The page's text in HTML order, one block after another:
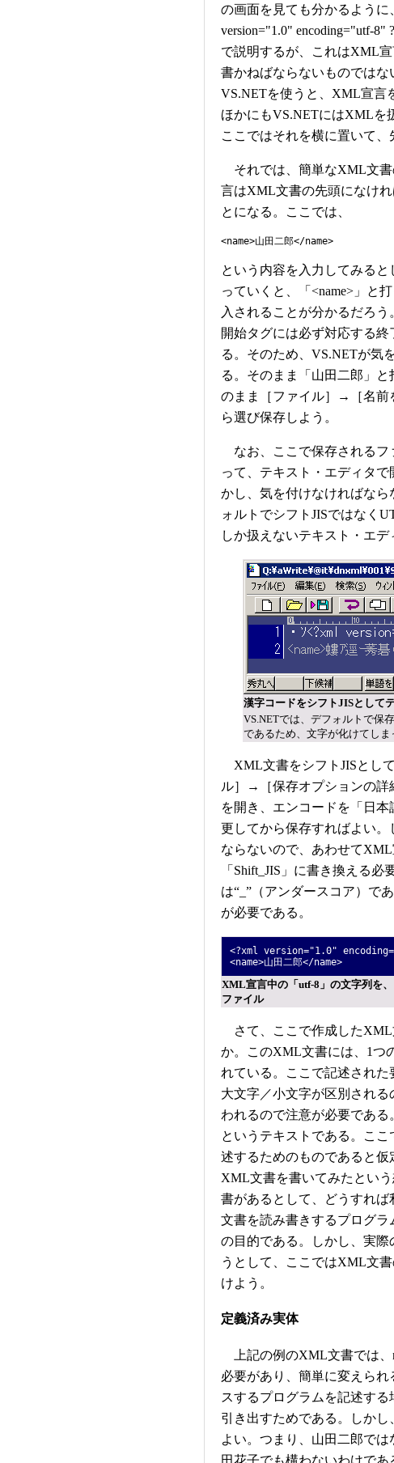
の画面を見ても分かるように
version="1.0" encoding="utf-
で説明するが、これはXML
書かねばならないものではな
VS.NETを使うと、XML宣言
ほかにもVS.NETにはXMLを
ここではそれを横に置いて、
それでは、簡単なXML文
言はXML文書の先頭になけ
とになる。ここでは、
<name>山田二郎</name>
という内容を入力してみる
っていくと、「<name>」と
入されることが分かるだろう
開始タグには必ず対応する終
る。そのため、VS.NETが気
る。そのまま「山田二郎」
のまま［ファイル］→［名前
ら選び保存しよう。
なお、ここで保存されるフ
って、テキスト・エディタ
かし、気を付けなければな
ォルトでシフトJISではなく
しか扱えないテキスト・エデ
漢字コードをシフトJISとして
VS.NETでは、デフォルトで保
であるため、文字が化けてしま
XML文書をシフトJISとし
ル］→［保存オプションの詳
を開き、エンコードを「日
更してから保存すればよい
ならないので、あわせてXML
「Shift_JIS」に書き換える必
は“_”（アンダースコア）で
が必要である。
<?xml version="1.0"
<name>山田二郎</name>
XML宣言中の「utf-8」の文字列を
ファイル
さて、ここで作成したXML
か。このXML文書には、1つ
れている。ここで記述された
大文字／小文字が区別される
われるので注意が必要であ
というテキストである。こ
述するためのものであると
XML文書を書いてみたとい
書があるとして、どうすれ
文書を読み書きするプログ
の目的である。しかし、実
うとして、ここではXML文
けよう。
定義済み実体
上記の例のXML文書では、
必要があり、簡単に変えら
スするプログラムを記述する
引き出すためである。しか
よい。つまり、山田二郎では
田花子でも構わないわけで